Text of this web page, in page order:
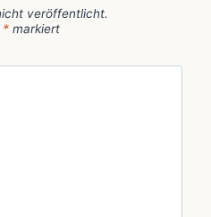
veröffentlicht.
* markiert